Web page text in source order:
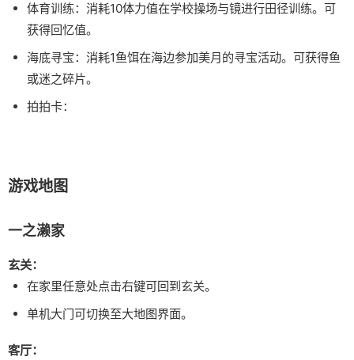
体育训练：消耗10体力值在学校操场与镜进行田径训练。可
获得回忆值。
海底寻宝：消耗1鱼饵在海边参加美月的寻宝活动。可获得鱼
或迷之碎片。
拍拍卡：
游戏地图
一之濑家
玄关：
在家里任意处点击右键可回到玄关。
单机大门可切换至大地图界面。
客厅：